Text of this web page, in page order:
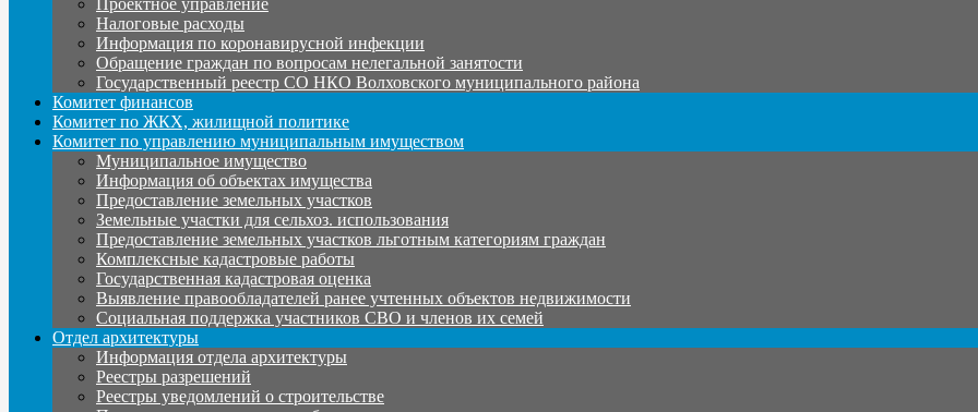
Налоговые расходы
Информация по коронавирусной инфекции
Обращение граждан по вопросам нелегальной занятости
Государственный реестр СО НКО Волховского муниципального района
Комитет финансов
Комитет по ЖКХ, жилищной политике
Комитет по управлению муниципальным имуществом
Муниципальное имущество
Информация об объектах имущества
Предоставление земельных участков
Земельные участки для сельхоз. использования
Предоставление земельных участков льготным категориям граждан
Комплексные кадастровые работы
Государственная кадастровая оценка
Выявление правообладателей ранее учтенных объектов недвижимости
Социальная поддержка участников СВО и членов их семей
Отдел архитектуры
Информация отдела архитектуры
Реестры разрешений
Реестры уведомлений о строительстве